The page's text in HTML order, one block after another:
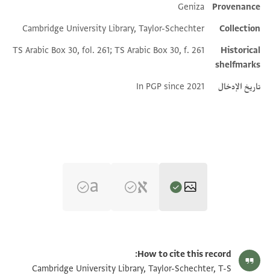
Additional metadata
Provenance
Geniza
Collection
Cambridge University Library, Taylor-Schechter
Historical
shelfmarks
TS Arabic Box 30, fol. 261; TS Arabic Box 30, f. 261
تاريخ الإدخال In PGP since 2021
T-S Ar.30.261 1v تكبير و تدوير
How to cite this record:
Cambridge University Library, Taylor-Schechter, T-S